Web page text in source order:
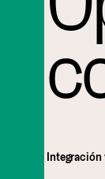
Integración